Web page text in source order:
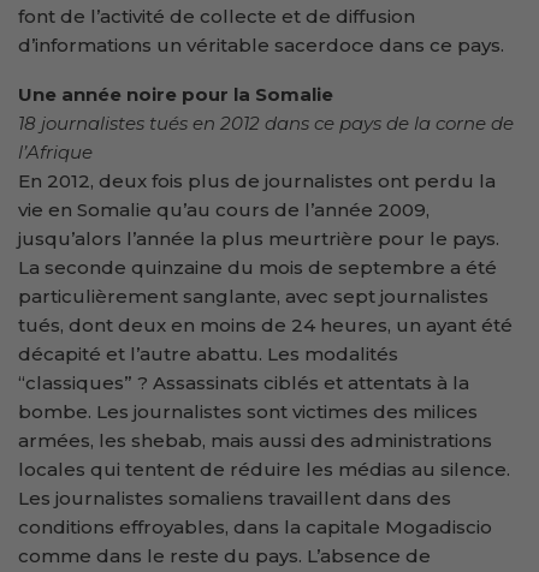
font de l’activité de collecte et de diffusion
d’informations un véritable sacerdoce dans ce pays.
Une année noire pour la Somalie
18 journalistes tués en 2012 dans ce pays de la corne de
l’Afrique
En 2012, deux fois plus de journalistes ont perdu la
vie en Somalie qu’au cours de l’année 2009,
jusqu’alors l’année la plus meurtrière pour le pays.
La seconde quinzaine du mois de septembre a été
particulièrement sanglante, avec sept journalistes
tués, dont deux en moins de 24 heures, un ayant été
décapité et l’autre abattu. Les modalités
“classiques” ? Assassinats ciblés et attentats à la
bombe. Les journalistes sont victimes des milices
armées, les shebab, mais aussi des administrations
locales qui tentent de réduire les médias au silence.
Les journalistes somaliens travaillent dans des
conditions effroyables, dans la capitale Mogadiscio
comme dans le reste du pays. L’absence de